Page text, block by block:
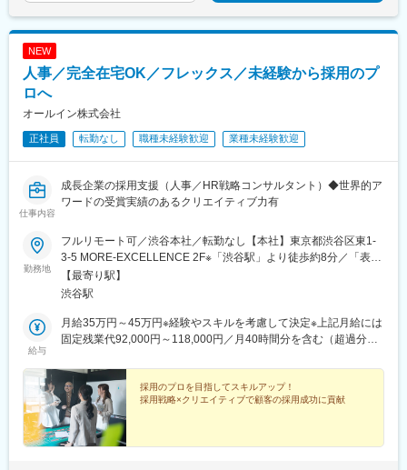
駅、鴨宮駅、茅ケ崎駅、逗子・葉山駅、三崎口駅、秦野駅、倉見
山駅、高座渋谷駅、相模金子駅、湯河原駅、京急鶴見駅、杉田駅
駅、社家駅、大和駅(神奈川県)、厚木駅、座間駅、かしわ台駅、二
新宿駅、西早稲田駅、春日駅(東京都)、上野広小路駅、とうきょう
スカイツリー駅、国際展示場駅、亀戸水神駅、五反田駅、九品仏
官山駅、要町駅、東池袋駅、牛田駅(東京都)、府中駅(東京都)、京
王多摩川駅、立川駅、京王八王子駅、京王口ステイション駅、高
島町駅、平沼橋駅、馬車道駅、石川町駅、日ノ出町駅、綱島駅、
センター南駅、武蔵小杉駅、高津駅(神奈川県)、登戸駅、横須賀
駅、入谷駅(神奈川県)、台場駅、茅場町駅、赤坂見附駅、麻布十番
駅、内幸町駅、東新宿駅、新宿西口駅、下落合駅、御徒町駅、曳
動前駅、表参道駅、代々木公園駅、東池袋四丁目駅、京成関屋
駅、府中本町駅、立川南駅、日本大通り駅、関内駅、八丁畷駅、
武蔵溝ノ口駅、柳小路駅、お台場海浜公園駅
NEW
人事／完全在宅OK／フレックス／未経験から採用のプ
ロへ
オールイン株式会社
正社員 転勤なし 職種未経験歓迎 業種未経験歓迎
仕事内容
成長企業の採用支援（人事／HR戦略コンサルタント）◆世界的ア
ワードの受賞実績のあるクリエイティブ力有
勤務地
フルリモート可／渋谷本社／転勤なし【本社】東京都渋谷区東1-
3-5 MORE-EXCELLENCE 2F※「渋谷駅」より徒歩約8分／「表参
道駅」より徒歩約10分
【最寄り駅】
渋谷駅
給与
月給35万円～45万円※経験やスキルを考慮して決定※上記月給には
固定残業代92,000円～118,000円／月40時間分を含む（超過分は
採用のプロを目指してスキルアップ！
採用戦略×クリエイティブで顧客の採用成功に貢献